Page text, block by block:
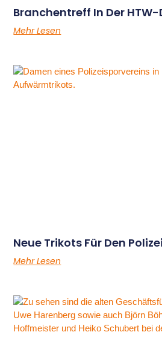
Branchentreff In Der
Mehr Lesen
Neue Trikots Für Den
Mehr Lesen